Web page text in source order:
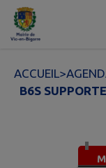
Contenu
ACCUEIL>
B6S